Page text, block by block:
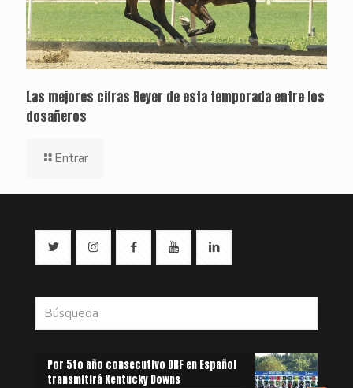
Las mejores cifras Beyer de esta temporada entre los
dosañeros
Entrar
Por 5to año consecutivo DRF en Español
transmitirá Kentucky Downs